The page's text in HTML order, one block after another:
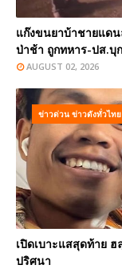
แก๊งขนยาบ้าชายแด
ป่าช้า ถูกทหาร-ปส.บุ
AUGUST 02, 2026
ข่าวด่วน ข่าวดังทั่วไทย
เปิดเบาะแสสุดท้าย
ปริศนา